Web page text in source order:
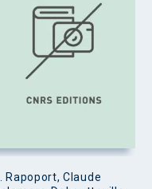
Rapoport, Claude